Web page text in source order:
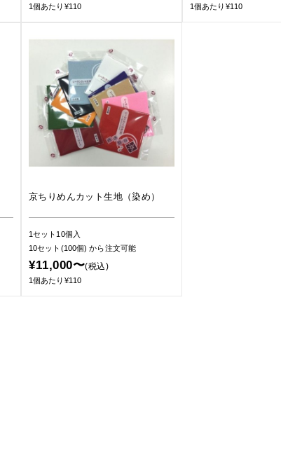
1個あたり¥110 1個あたり¥110
京ちりめんカット生地（染め）
1セット10個入
10セット(100個)から注文可能
¥11,000〜(税込)
1個あたり¥110